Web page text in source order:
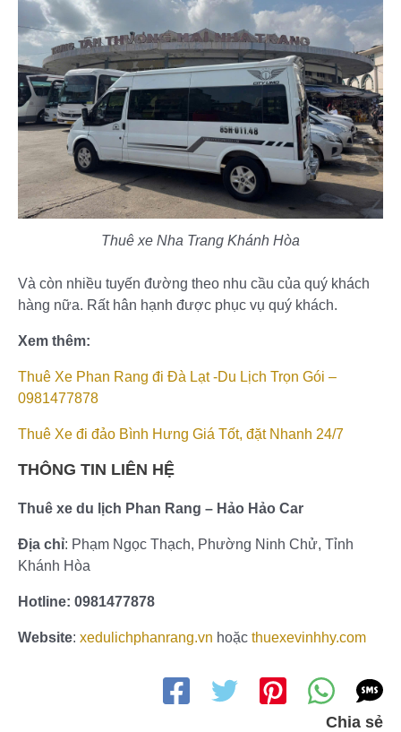
Thuê xe Nha Trang Khánh Hòa
Và còn nhiều tuyến đường theo nhu cầu của quý khách
hàng nữa. Rất hân hạnh được phục vụ quý khách.
Xem thêm:
Thuê Xe Phan Rang đi Đà Lạt -Du Lịch Trọn Gói –
0981477878
Thuê Xe đi đảo Bình Hưng Giá Tốt, đặt Nhanh 24/7
THÔNG TIN LIÊN HỆ
Thuê xe du lịch Phan Rang – Hảo Hảo Car
Địa chỉ: Phạm Ngọc Thạch, Phường Ninh Chử, Tỉnh
Khánh Hòa
Hotline: 0981477878
Website: xedulichphanrang.vn hoặc thuexevinhhy.com
Chia sẻ